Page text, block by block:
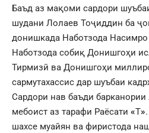
Баъд аз мақоми сардори
шудани Лолаев Тоҷиддин ба
донишкада Наботзода Насимро
Наботзода собиқ Донишгоҳи
Тирмизӣ ва Донишгоҳи
сармутахассис дар шуъбаи
Сардори нав баъди
мебоист аз тарафи Раёсати «Т»
шахсе муайян ва фиристода